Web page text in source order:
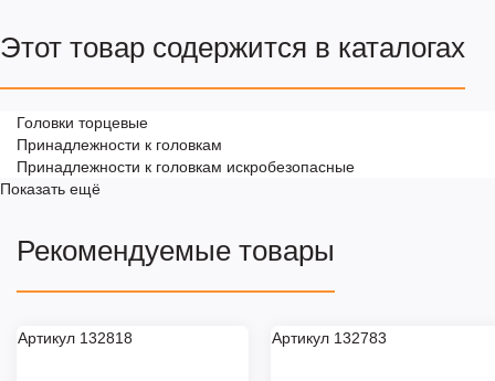
Этот товар содержится в каталогах
Головки торцевые
Принадлежности к головкам
Принадлежности к головкам искробезопасные
Показать ещё
Рекомендуемые товары
Артикул 132818 Артикул 132783